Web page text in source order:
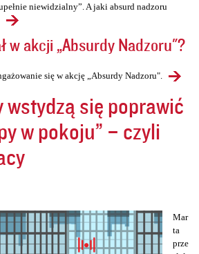
niewidzialny”. A jaki absurd nadzoru
w akcji „Absurdy Nadzoru"?
się w akcję „Absurdy Nadzoru".
wstydzą się poprawić
w pokoju” – czyli
Mar
ta
prze